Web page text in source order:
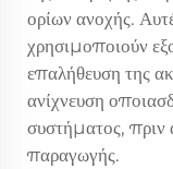
ορίων ανοχής.
χρησιμοποιούν
επαλήθευση της
ανίχνευση
συστήματος, πριν
παραγωγής.